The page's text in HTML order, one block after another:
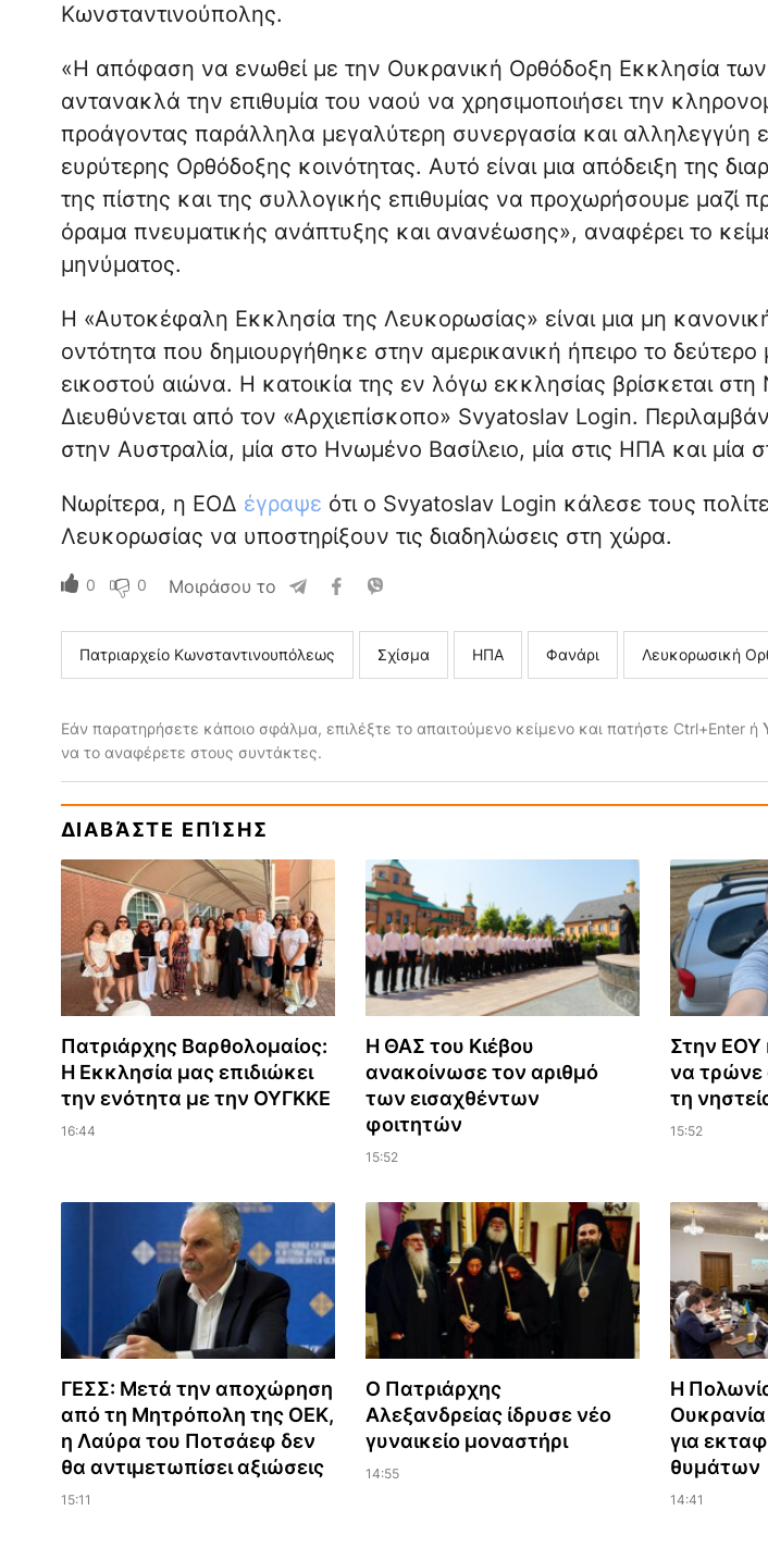
Κωνσταντινούπολης.
«Η απόφαση να ενωθεί με την Ουκρανική Ορθόδοξη Εκκλησία
αντανακλά την επιθυμία του ναού να χρησιμοποιήσει την
προάγοντας παράλληλα μεγαλύτερη συνεργασία και αλληλεγγύη
ευρύτερης Ορθόδοξης κοινότητας. Αυτό είναι μια απόδειξη της
της πίστης και της συλλογικής επιθυμίας να προχωρήσουμε μαζί
όραμα πνευματικής ανάπτυξης και ανανέωσης», αναφέρει το
μηνύματος.
Η «Αυτοκέφαλη Εκκλησία της Λευκορωσίας» είναι μια μη
οντότητα που δημιουργήθηκε στην αμερικανική ήπειρο το δεύτερο
εικοστού αιώνα. Η κατοικία της εν λόγω εκκλησίας βρίσκεται
Διευθύνεται από τον «Αρχιεπίσκοπο» Svyatoslav Login.
στην Αυστραλία, μία στο Ηνωμένο Βασίλειο, μία στις ΗΠΑ και μία
Νωρίτερα, η ΕΟΔ έγραψε ότι ο Svyatoslav Login κάλεσε τους
Λευκορωσίας να υποστηρίξουν τις διαδηλώσεις στη χώρα.
0 0 Μοιράσου το
Πατριαρχείο Κωνσταντινουπόλεως Σχίσμα ΗΠΑ Φανάρι Λευκορωσική
Εάν παρατηρήσετε κάποιο σφάλμα, επιλέξτε το απαιτούμενο κείμενο και πατήστε Ctrl+Enter ή
να το αναφέρετε στους συντάκτες.
ΔΙΑΒΆΣΤΕ ΕΠΊΣΗΣ
Πατριάρχης Βαρθολομαίος:
Η Εκκλησία μας επιδιώκει
την ενότητα με την ΟΥΓΚΚΕ
16:44
Η ΘΑΣ του Κιέβου
ανακοίνωσε τον αριθμό
των εισαχθέντων
φοιτητών
15:52
Στην ΕΟΥ
να τρώνε
τη
15:52
ΓΕΣΣ: Μετά την αποχώρηση
από τη Μητρόπολη της ΟΕΚ,
η Λαύρα του Ποτσάεφ δεν
θα αντιμετωπίσει αξιώσεις
15:11
Ο Πατριάρχης
Αλεξανδρείας ίδρυσε νέο
γυναικείο μοναστήρι
14:55
Η
για
θυμάτων
14:41